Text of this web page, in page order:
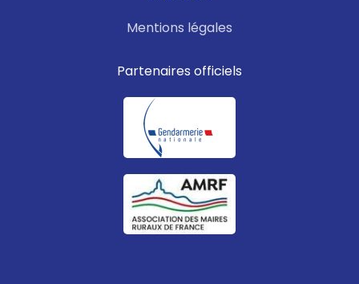
Mentions légales
Partenaires officiels